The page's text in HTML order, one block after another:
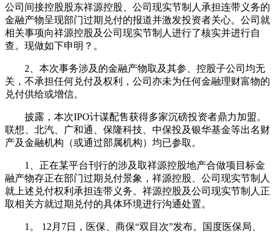
公司间接控股股东祥源控股、公司现实节制人承担连带义务的
金融产物呈现部门过期兑付的报道并激发投资者关心。公司就
相关事项向祥源控股及公司现实节制人进行了核实并进行自
查。现做如下申明？。
2、本次事务涉及的金融产物取及其参、控股子公司均无
关，不承担任何兑付及权利，公司亦未为任何金融理财富物的
兑付供给或增信。
披露，本次IPO计谋配售获得多家沉磅投资者鼎力加盟。
联想、北汽、广和通、保隆科技、中保投及银华基金等出名财
产及金融机构（或通过部属机构）均已参取。
1、正在某平台刊行的涉及取祥源控股地产合做项目标金
融产物存正在部门过期兑付景象，祥源控股、公司现实节制人
就上述兑付权利承担连带义务。祥源控股及公司现实节制人正
取相关方就过期兑付的具体环境进行沟通处置。
1。 12月7日，医保、商保“双目次”发布。国度医保局、